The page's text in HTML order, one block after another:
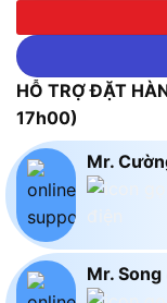
HỖ TRỢ ĐẶT
17h00)
Mr.
Mr. Song